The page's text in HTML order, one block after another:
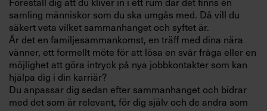
samling människor som du ska umgås med. Då vill du
säkert veta vilket sammanhanget och syftet är.
Är det en familjesammankomst, en träff med dina nära
vänner, ett formellt möte för att lösa en svår fråga eller en
möjlighet att göra intryck på nya jobbkontakter som kan
hjälpa dig i din karriär?
Du anpassar dig sedan efter sammanhanget och bidrar
med det som är relevant, för dig själv och de andra som